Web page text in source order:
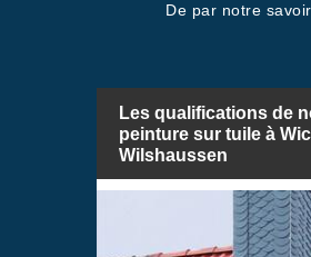
De par notre
Les qualifications de
peinture sur tuile à
Wilshaussen